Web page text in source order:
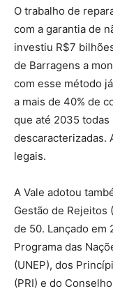
O trabalho de
com a garantia de
investiu R$7
de Barragens a
com esse método
a mais de 40% de
que até 2035
descaracterizadas.
legais.
A Vale adotou
Gestão de Rejeitos
de 50. Lançado em
Programa das
(UNEP), dos
(PRI) e do